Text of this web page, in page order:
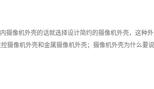
摄像机外壳的话就选择设计简约的摄像机外壳，这种
摄像机外壳和金属摄像机外壳；摄像机外壳为什么要